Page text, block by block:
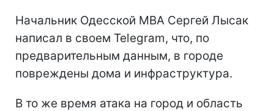
Начальник Одесской МВА Сергей Лысак
написал в своем Telegram, что, по
предварительным данным, в городе
повреждены дома и инфраструктура.
В то же время атака на город и область